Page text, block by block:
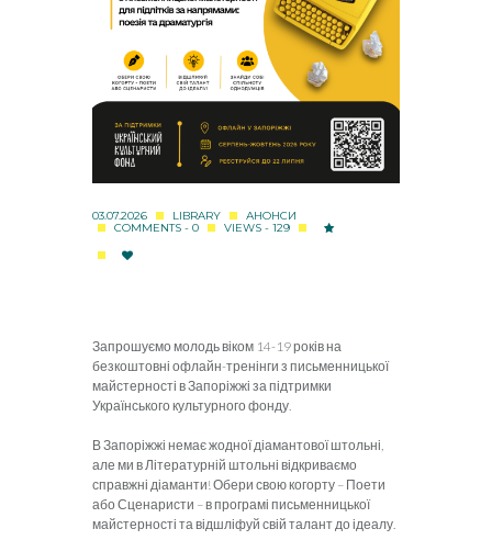
03.07.2026 LIBRARY
АНОНСИ
COMMENTS - 0
VIEWS - 129
Запрошуємо молодь віком 14-19 років на
безкоштовні офлайн-тренінги з письменницької
майстерності в Запоріжжі за підтримки
Українського культурного фонду.
В Запоріжжі немає жодної діамантової штольні,
але ми в Літературній штольні відкриваємо
справжні діаманти! Обери свою когорту – Поети
або Сценаристи – в програмі письменницької
майстерності та відшліфуй свій талант до ідеалу.